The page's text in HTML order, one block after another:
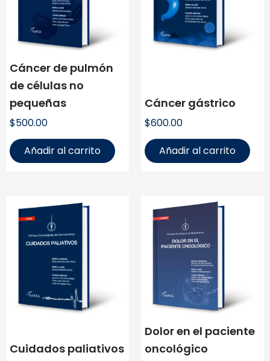
Cáncer de pulmón
de células no
pequeñas
$500.00
Añadir al carrito
Cáncer gástrico
$600.00
Añadir al carrito
Cuidados paliativos
Dolor en el paciente
oncológico